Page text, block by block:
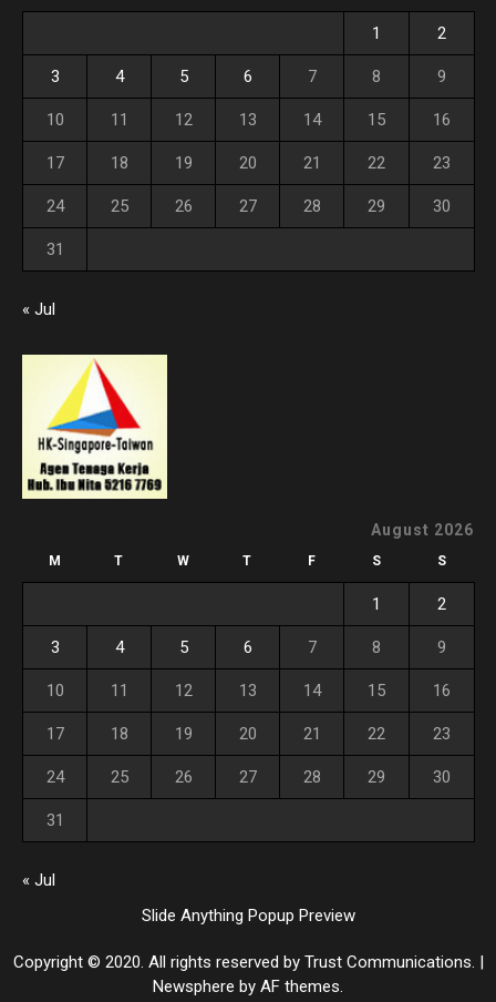
1 2
3 4 5 6 7 8 9
10 11 12 13 14 15 16
17 18 19 20 21 22 23
24 25 26 27 28 29 30
31
« Jul
August 2026
M T W T F S S
1 2
3 4 5 6 7 8 9
10 11 12 13 14 15 16
17 18 19 20 21 22 23
24 25 26 27 28 29 30
31
« Jul
Slide Anything Popup Preview
Copyright © 2020. All rights reserved by Trust Communications. |
Newsphere by AF themes.